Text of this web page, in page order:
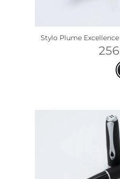
Stylo Plume